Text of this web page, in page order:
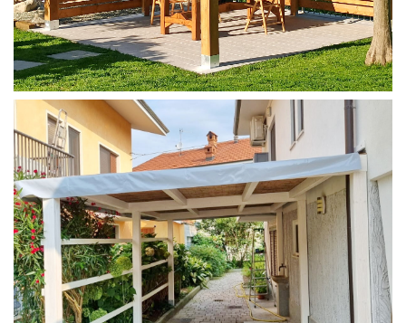
PERGOLA 4X4